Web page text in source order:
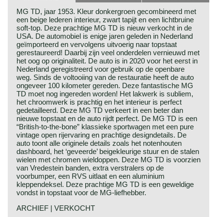
MG TD, jaar 1953. Kleur donkergroen gecombineerd met
een beige lederen interieur, zwart tapijt en een lichtbruine
soft-top. Deze prachtige MG TD is nieuw verkocht in de
USA. De automobiel is enige jaren geleden in Nederland
geïmporteerd en vervolgens uitvoerig naar topstaat
gerestaureerd! Daarbij zijn veel onderdelen vernieuwd met
het oog op originaliteit. De auto is in 2020 voor het eerst in
Nederland geregistreerd voor gebruik op de openbare
weg. Sinds de voltooiing van de restauratie heeft de auto
ongeveer 100 kilometer gereden. Deze fantastische MG
TD moet nog ingereden worden! Het lakwerk is subliem,
het chroomwerk is prachtig en het interieur is perfect
gedetailleerd. Deze MG TD verkeert in een beter dan
nieuwe topstaat en de auto rijdt perfect. De MG TD is een
“British-to-the-bone” klassieke sportwagen met een pure
vintage open rijervaring en prachtige designdetails. De
auto toont alle originele details zoals het notenhouten
dashboard, het ‘geveerde’ beigekleurige stuur en de stalen
wielen met chromen wieldoppen. Deze MG TD is voorzien
van Vredestein banden, extra verstralers op de
voorbumper, een RVS uitlaat en een aluminium
kleppendeksel. Deze prachtige MG TD is een geweldige
vondst in topstaat voor de MG-liefhebber.
ARCHIEF | VERKOCHT